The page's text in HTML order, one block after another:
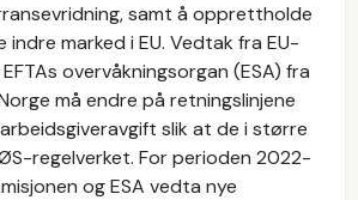
samt å opprettholde
marked i EU. Vedtak fra EU-
overvåkningsorgan (ESA) fra
må endre på retningslinjene
slik at de i større
regelverket. For perioden 2022-
og ESA vedta nye